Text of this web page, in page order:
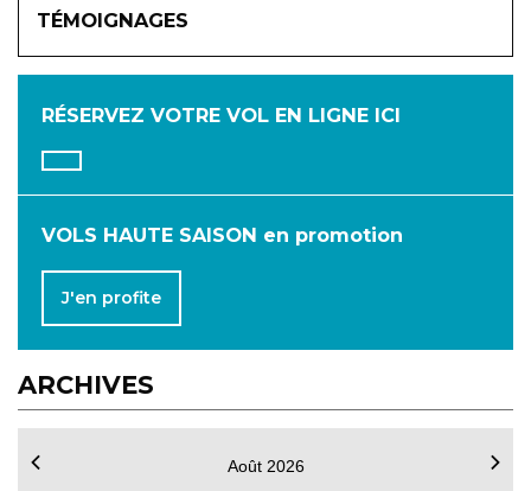
TÉMOIGNAGES
RÉSERVEZ VOTRE VOL EN LIGNE ICI
VOLS HAUTE SAISON en promotion
J'en profite
ARCHIVES
JANVIER
AVRIL MAI JUIN
JUILLET AOÛT SEPTEMBRE
OCTOBRE
Août 2026